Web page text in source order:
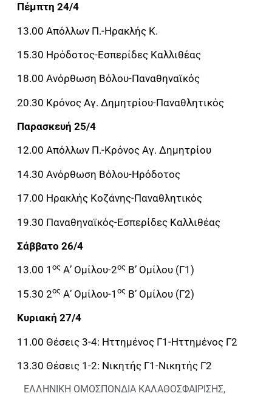
Πέμπτη 24/4
13.00 Απόλλων Π.-Ηρακλής Κ.
15.30 Ηρόδοτος-Εσπερίδες Καλλιθέας
18.00 Ανόρθωση Βόλου-Παναθηναϊκός
20.30 Κρόνος Αγ. Δημητρίου-Παναθλητικός
Παρασκευή 25/4
12.00 Απόλλων Π.-Κρόνος Αγ. Δημητρίου
14.30 Ανόρθωση Βόλου-Ηρόδοτος
17.00 Ηρακλής Κοζάνης-Παναθλητικός
19.30 Παναθηναϊκός-Εσπερίδες Καλλιθέας
Σάββατο 26/4
13.00 1 ος Α’ Ομίλου-2ος Β’ Ομίλου (Γ1)
15.30 2ος Α’ Ομίλου-1 ος Β’ Ομίλου (Γ2)
Κυριακή 27/4
11.00 Θέσεις 3-4: Ηττημένος Γ1-Ηττημένος Γ2
13.30 Θέσεις 1-2: Νικητής Γ1-Νικητής Γ2
ΕΛΛΗΝΙΚΗ ΟΜΟΣΠΟΝΔΙΑ ΚΑΛΑΘΟΣΦΑΙΡΙΣΗΣ,